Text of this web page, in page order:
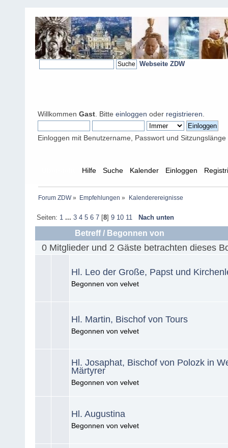
Webseite ZDW
Willkommen Gast . Bitte einloggen oder registrieren
Einloggen mit Benutzername, Passwort und Sitzungslänge
Hilfe Suche Kalender Einloggen
Forum ZDW» Empfehlungen » Kalenderereignisse
Seiten: 1 ... 3 4 5 6 7[8] 9 10 11 Nach unten
Betreff/ Begonnen von
0 Mitglieder und 2 Gäste betrachten dieses
Hl. Leo der Große, Papst und
Begonnen von velvet
Hl. Martin, Bischof von Tours
Begonnen von velvet
Hl. Josaphat, Bischof von Polozk in
Märtyrer
Begonnen von velvet
Hl. Augustina
Begonnen von velvet